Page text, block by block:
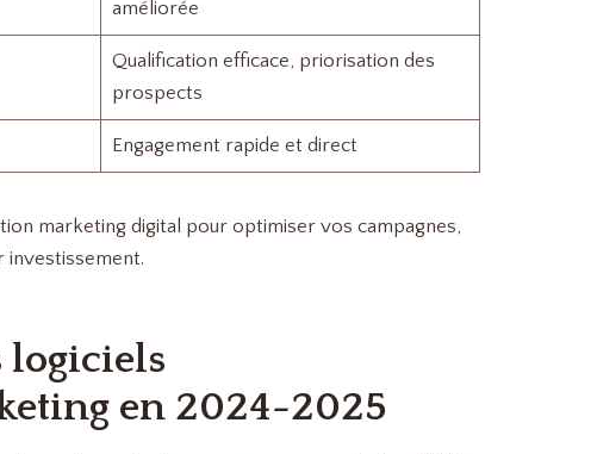
améliorée
Qualification efficace, priorisation des
prospects
Engagement rapide et direct
logiciels
en 2024-2025